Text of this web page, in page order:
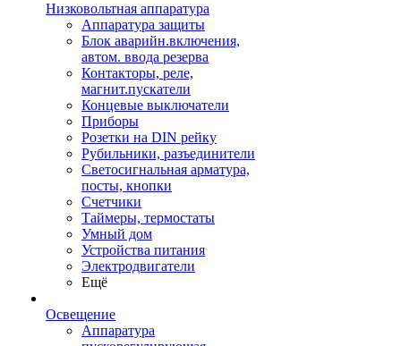
Низковольтная аппаратура
Аппаратура защиты
Блок аварийн.включения,
автом. ввода резерва
Контакторы, реле,
магнит.пускатели
Концевые выключатели
Приборы
Розетки на DIN рейку
Рубильники, разъединители
Светосигнальная арматура,
посты, кнопки
Счетчики
Таймеры, термостаты
Умный дом
Устройства питания
Электродвигатели
Ещё
Освещение
Аппаратура